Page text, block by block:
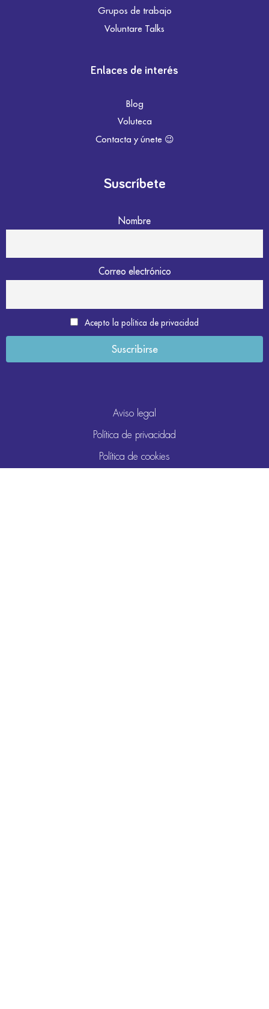
Grupos de trabajo
Voluntare Talks
Enlaces de interés
Blog
Voluteca
Contacta y únete 😉
Suscríbete
Nombre
Correo electrónico
Acepto la política de privacidad
Aviso legal
Política de privacidad
Política de cookies